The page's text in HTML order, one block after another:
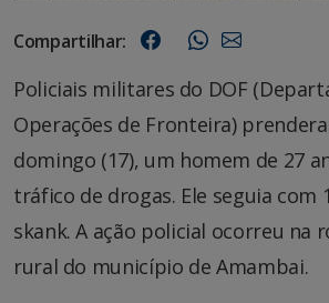
Compartilhar:
Policiais militares do DOF
Operações de Fronteira)
domingo (17), um homem de 27
tráfico de drogas. Ele seguia com
skank. A ação policial ocorreu na
rural do município de Amambai.